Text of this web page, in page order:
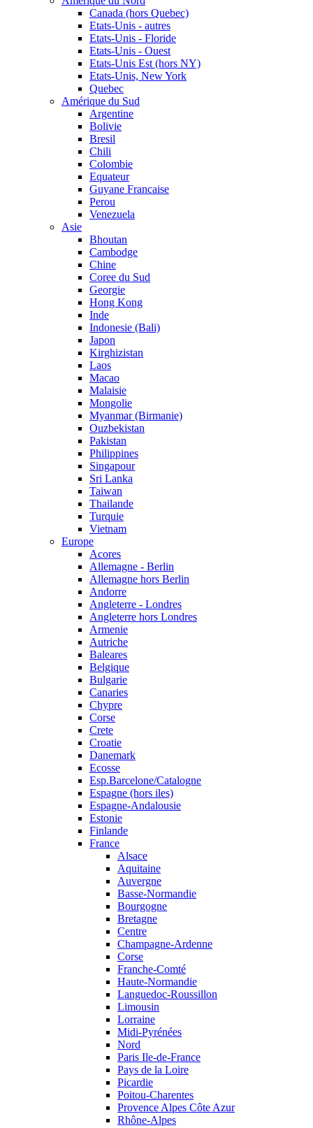
Canada (hors Quebec)
Etats-Unis - autres
Etats-Unis - Floride
Etats-Unis - Ouest
Etats-Unis Est (hors NY)
Etats-Unis, New York
Quebec
Amérique du Sud
Argentine
Bolivie
Bresil
Chili
Colombie
Equateur
Guyane Francaise
Perou
Venezuela
Asie
Bhoutan
Cambodge
Chine
Coree du Sud
Georgie
Hong Kong
Inde
Indonesie (Bali)
Japon
Kirghizistan
Laos
Macao
Malaisie
Mongolie
Myanmar (Birmanie)
Ouzbekistan
Pakistan
Philippines
Singapour
Sri Lanka
Taiwan
Thailande
Turquie
Vietnam
Europe
Acores
Allemagne - Berlin
Allemagne hors Berlin
Andorre
Angleterre - Londres
Angleterre hors Londres
Armenie
Autriche
Baleares
Belgique
Bulgarie
Canaries
Chypre
Corse
Crete
Croatie
Danemark
Ecosse
Esp.Barcelone/Catalogne
Espagne (hors iles)
Espagne-Andalousie
Estonie
Finlande
France
Alsace
Aquitaine
Auvergne
Basse-Normandie
Bourgogne
Bretagne
Centre
Champagne-Ardenne
Corse
Franche-Comté
Haute-Normandie
Languedoc-Roussillon
Limousin
Lorraine
Midi-Pyrénées
Nord
Paris Ile-de-France
Pays de la Loire
Picardie
Poitou-Charentes
Provence Alpes Côte Azur
Rhône-Alpes